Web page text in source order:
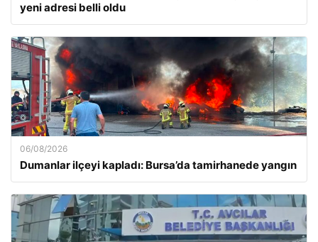
yeni adresi belli oldu
06/08/2026
Dumanlar ilçeyi kapladı: Bursa’da tamirhanede yangın